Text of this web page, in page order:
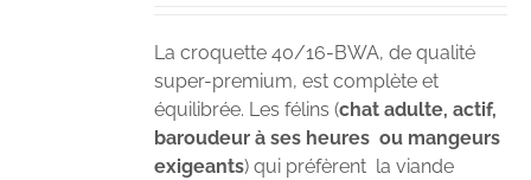
La croquette 40/16-BWA, de qualité
super-premium, est complète et
équilibrée. Les félins (chat adulte, actif,
baroudeur à ses heures ou mangeurs
exigeants) qui préfèrent la viande